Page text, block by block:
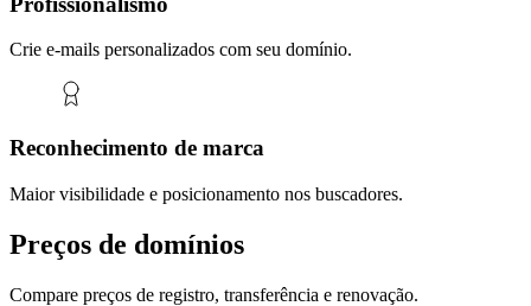
Crie e-mails personalizados com seu domínio.
Reconhecimento de marca
Maior visibilidade e posicionamento nos buscadores.
Preços de domínios
Compare preços de registro, transferência e renovação.